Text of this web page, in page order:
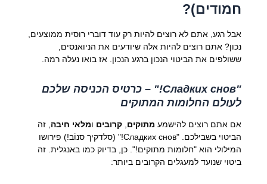
חמודים)?
אבל רגע, אתם לא רוצים להיות רק עוד דוברי רוסית ממוצעים,
נכון? אתם רוצים להיות אלה שיודעים את הניואנסים,
ששולפים את הביטוי הנכון ברגע הנכון. אז בואו נעלה רמה.
"Сладких снов!" – כרטיס הכניסה שלכם
לעולם החלומות המתוקים
אם אתם רוצים להישמע מתוקים, קרובים ומלאי חיבה, זה
הביטוי בשבילכם. "Сладких снов!" (סלדקיך סנוֹב!) פירושו
המילולי הוא "חלומות מתוקים!". כן, בדיוק כמו באנגלית. זה
ביטוי שנועד למעגלים הקרובים ביותר: